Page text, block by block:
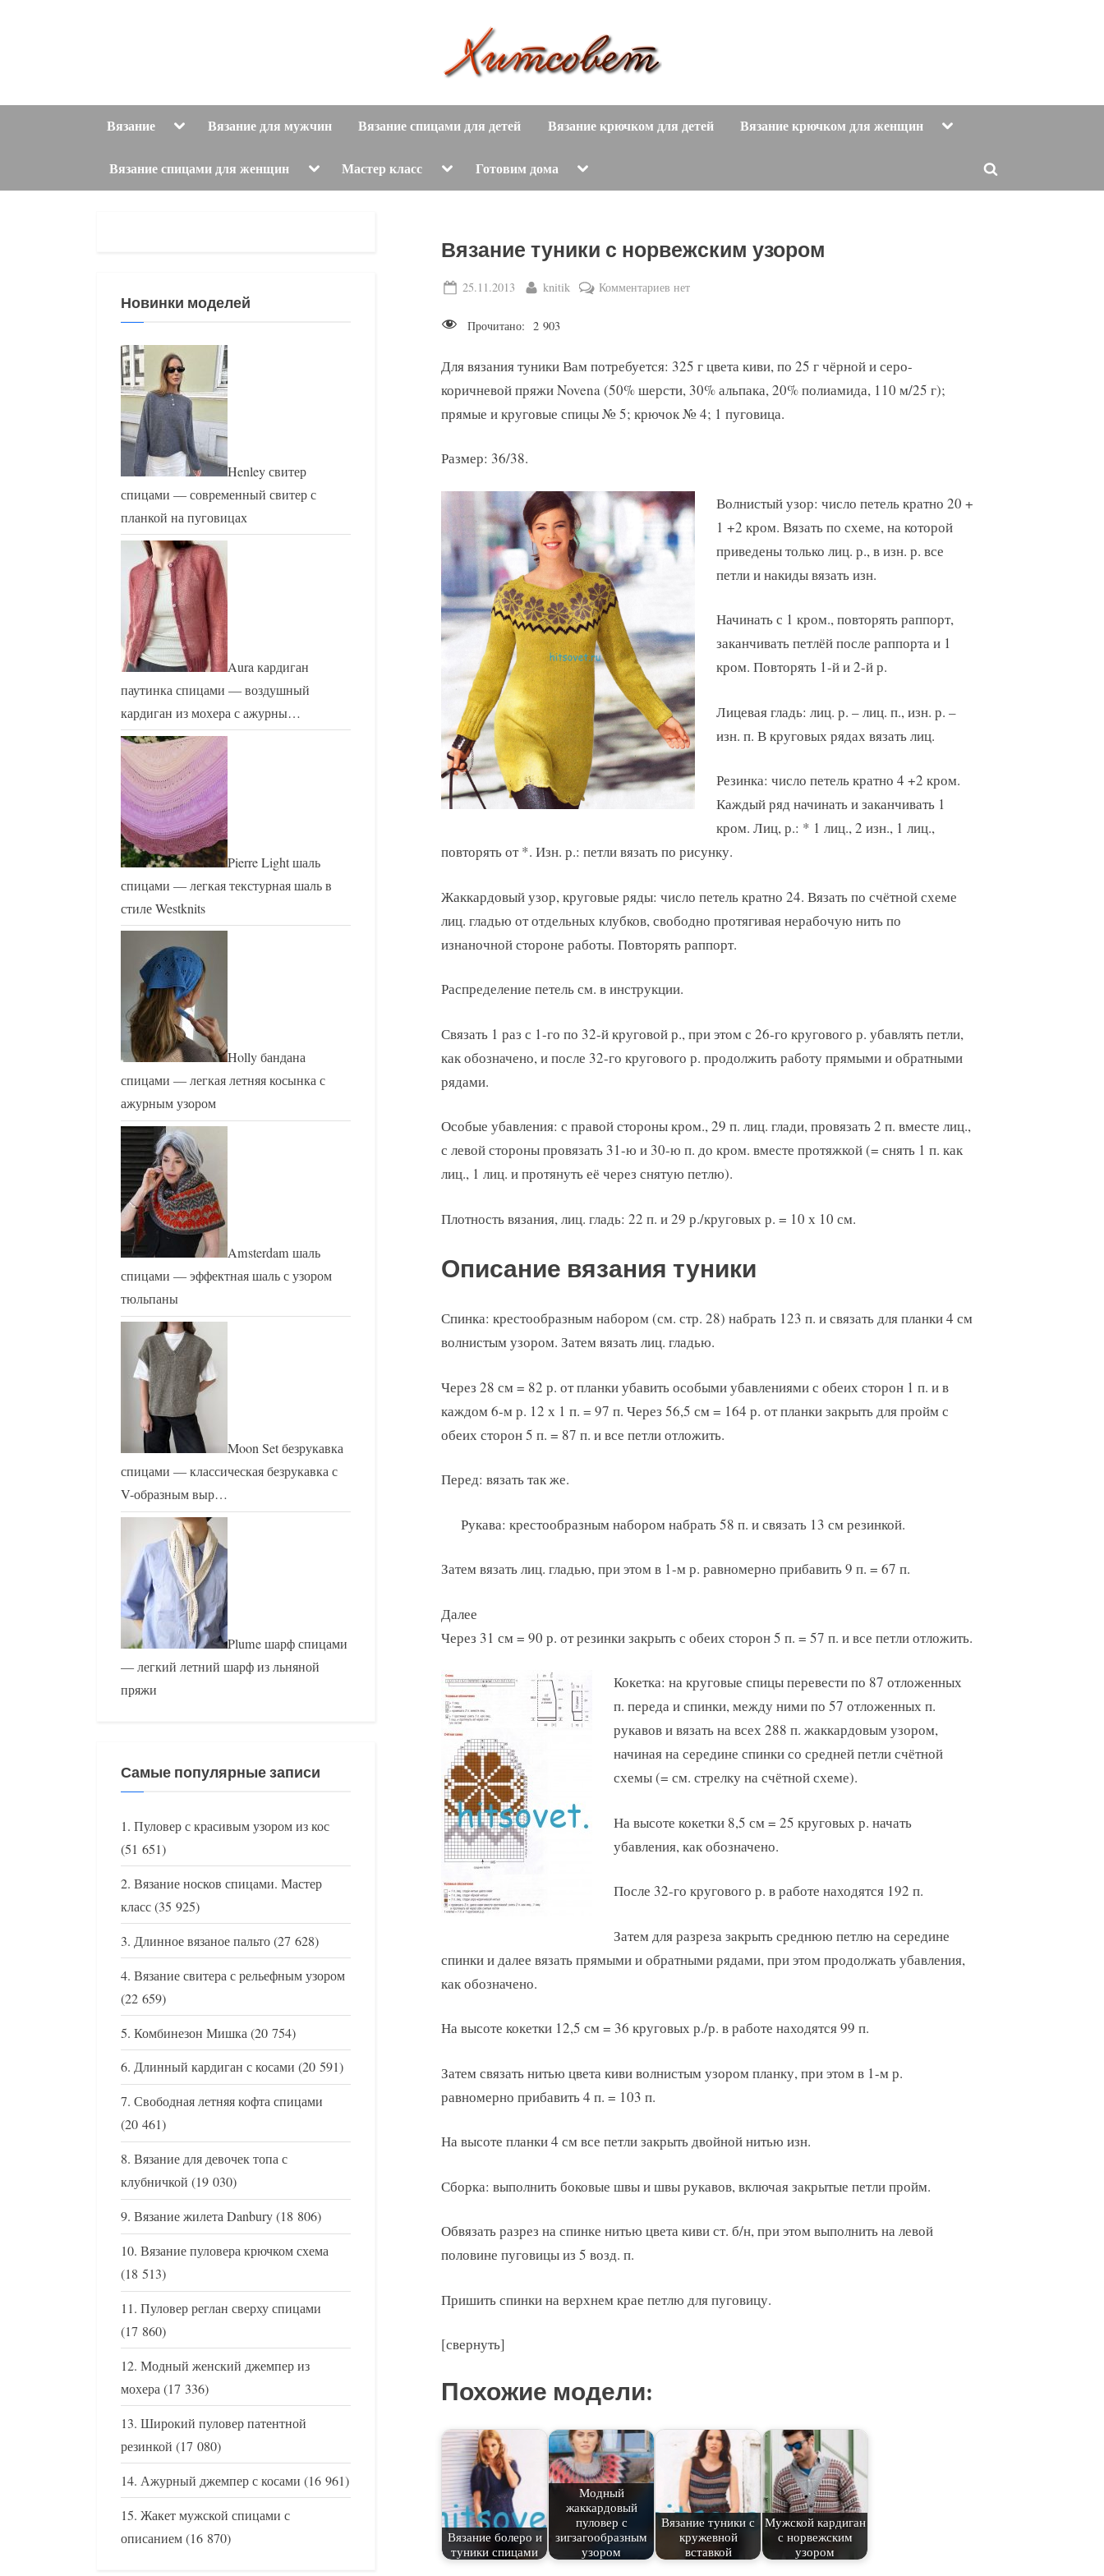
и
т
о
в
е
т
вязание
с
описанием
и
Вязание ToggleВязание для мужчин Вязание спицами для детей Вязание крючком для детей Вязание крючком для женщин Toggle
Вязание спицами для женщин Toggle
menu
Мастер класс Toggle
menu
Готовим дома Toggle
menu
Toggle
Вязание туники с норвежским узором
Posted
25.11.2013 By
knitik Комментариев к
с
норвежским
узором
нет
Прочитано: 2 903
Для вязания туники Вам потребуется: 325 г цвета киви, по 25 г чёрной и серо-
коричневой пряжи Novena (50% шерсти, 30% альпака, 20% полиамида, 110 м/25 г);
прямые и круговые спицы № 5; крючок № 4; 1 пуговица.
Размер: 36/38.
Волнистый узор: число петель кратно 20 +
1 +2 кром. Вязать по схеме, на которой
приведены только лиц. р., в изн. р. все
петли и накиды вязать изн.
Начинать с 1 кром., повторять раппорт,
заканчивать петлёй после раппорта и 1
кром. Повторять 1-й и 2-й р.
Лицевая гладь: лиц. р. – лиц. п., изн. р. –
изн. п. В круговых рядах вязать лиц.
Резинка: число петель кратно 4 +2 кром.
Каждый ряд начинать и заканчивать 1
кром. Лиц, р.: * 1 лиц., 2 изн., 1 лиц.,
повторять от *. Изн. р.: петли вязать по рисунку.
Жаккардовый узор, круговые ряды: число петель кратно 24. Вязать по счётной схеме
лиц. гладью от отдельных клубков, свободно протягивая нерабочую нить по
изнаночной стороне работы. Повторять раппорт.
Распределение петель см. в инструкции.
Связать 1 раз с 1-го по 32-й круговой р., при этом с 26-го кругового р. убавлять петли,
как обозначено, и после 32-го кругового р. продолжить работу прямыми и обратными
рядами.
Особые убавления: с правой стороны кром., 29 п. лиц. глади, провязать 2 п. вместе лиц.,
с левой стороны провязать 31-ю и 30-ю п. до кром. вместе протяжкой (= снять 1 п. как
лиц., 1 лиц. и протянуть её через снятую петлю).
Плотность вязания, лиц. гладь: 22 п. и 29 р./круговых р. = 10 х 10 см.
Описание вязания туники
Спинка: крестообразным набором (см. стр. 28) набрать 123 п. и связать для планки 4 см
волнистым узором. Затем вязать лиц. гладью.
Через 28 см = 82 р. от планки убавить особыми убавлениями с обеих сторон 1 п. и в
каждом 6-м р. 12 х 1 п. = 97 п. Через 56,5 см = 164 р. от планки закрыть для пройм с
обеих сторон 5 п. = 87 п. и все петли отложить.
Перед: вязать так же.
Рукава: крестообразным набором набрать 58 п. и связать 13 см резинкой.
Затем вязать лиц. гладью, при этом в 1-м р. равномерно прибавить 9 п. = 67 п.
Далее
Через 31 см = 90 р. от резинки закрыть с обеих сторон 5 п. = 57 п. и все петли отложить.
Кокетка: на круговые спицы перевести по 87 отложенных
п. переда и спинки, между ними по 57 отложенных п.
рукавов и вязать на всех 288 п. жаккардовым узором,
начиная на середине спинки со средней петли счётной
схемы (= см. стрелку на счётной схеме).
На высоте кокетки 8,5 см = 25 круговых р. начать
убавления, как обозначено.
После 32-го кругового р. в работе находятся 192 п.
Затем для разреза закрыть среднюю петлю на середине
спинки и далее вязать прямыми и обратными рядами, при этом продолжать убавления,
как обозначено.
На высоте кокетки 12,5 см = 36 круговых р./р. в работе находятся 99 п.
Затем связать нитью цвета киви волнистым узором планку, при этом в 1-м р.
равномерно прибавить 4 п. = 103 п.
На высоте планки 4 см все петли закрыть двойной нитью изн.
Сборка: выполнить боковые швы и швы рукавов, включая закрытые петли пройм.
Обвязать разрез на спинке нитью цвета киви ст. б/н, при этом выполнить на левой
половине пуговицы из 5 возд. п.
Пришить спинки на верхнем крае петлю для пуговицу.
[свернуть]
Похожие модели:
Вязание болеро и
туники спицами
Модный
жаккардовый
пуловер с
зигзагообразным
узором
Вязание туники с
кружевной
вставкой
Мужской кардиган
с норвежским
узором
Новинки моделей
Henley свитер
спицами — современный свитер с
планкой на пуговицах
Aura кардиган
паутинка спицами — воздушный
кардиган из мохера с ажурны…
Pierre Light шаль
спицами — легкая текстурная шаль в
стиле Westknits
Holly бандана
спицами — легкая летняя косынка с
ажурным узором
Amsterdam шаль
спицами — эффектная шаль с узором
тюльпаны
Moon Set безрукавка
спицами — классическая безрукавка с
V-образным выр…
Plume шарф спицами
— легкий летний шарф из льняной
пряжи
Самые популярные записи
Пуловер с красивым узором из кос
(51 651)
Вязание носков спицами. Мастер
класс(35 925)
Длинное вязаное пальто(27 628)
Вязание свитера с рельефным узором
(22 659)
Комбинезон Мишка(20 754)
Длинный кардиган с косами (20 591)
Свободная летняя кофта спицами
(20 461)
Вязание для девочек топа с
клубничкой (19 030)
Вязание жилета Danbury(18 806)
Вязание пуловера крючком схема
(18 513)
Пуловер реглан сверху спицами
(17 860)
Модный женский джемпер из
мохера(17 336)
Широкий пуловер патентной
резинкой (17 080)
Ажурный джемпер с косами (16 961)
Жакет мужской спицами с
описанием(16 870)